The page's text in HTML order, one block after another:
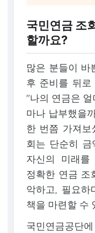
국민연금 조
할까요?
많은 분들이 바
후 준비를 뒤로
"나의 연금은
마나 납부했을
한 번쯤 가져보
회는 단순히
자신의 미래를
정확한 연금 조
악하고, 필요
책을 마련할 수
국민연금공단